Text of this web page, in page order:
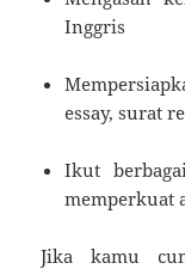
Inggris
essay, surat
Ikut
memperkuat
Jika kamu